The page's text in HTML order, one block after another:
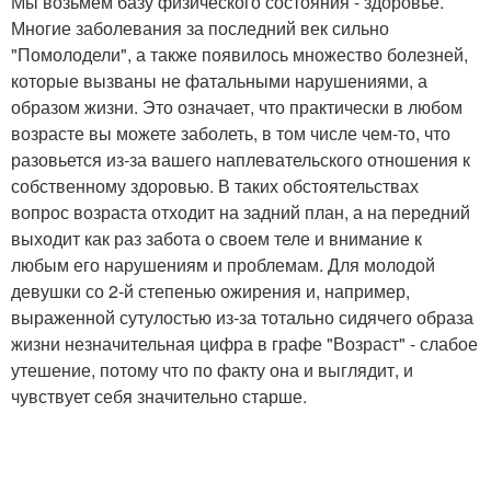
Многие заболевания за последний век сильно
"Помолодели", а также появилось множество болезней,
которые вызваны не фатальными нарушениями, а
образом жизни. Это означает, что практически в любом
возрасте вы можете заболеть, в том числе чем-то, что
разовьется из-за вашего наплевательского отношения к
собственному здоровью. В таких обстоятельствах
вопрос возраста отходит на задний план, а на передний
выходит как раз забота о своем теле и внимание к
любым его нарушениям и проблемам. Для молодой
девушки со 2-й степенью ожирения и, например,
выраженной сутулостью из-за тотально сидячего образа
жизни незначительная цифра в графе "Возраст" - слабое
утешение, потому что по факту она и выглядит, и
чувствует себя значительно старше.